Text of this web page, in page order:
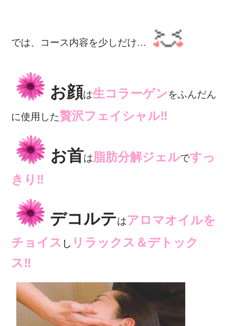
では、コース内容を少しだけ…
お顔は生コラーゲンをふんだん
に使用した贅沢フェイシャル‼
お首は脂肪分解ジェルですっ
きり‼
デコルテはアロマオイルを
チョイス し リラックス＆デトック
ス‼